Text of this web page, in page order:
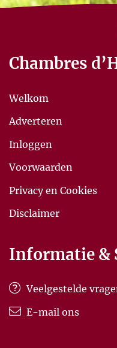
Chambres
Welkom
Adverteren
Inloggen
Voorwaarden
Privacy en Cookies
Disclaimer
Informatie &
Veelgestelde
E-mail ons